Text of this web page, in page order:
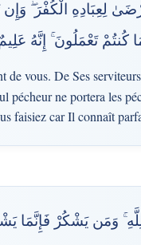
لِعِبَادِهِ الْكُفْرَ
تَعْمَلُونَ ۚ إِنَّهُ
vous. De Ses
pécheur ne portera les
faisiez car Il connaît
وَمَن يَشْكُرْ